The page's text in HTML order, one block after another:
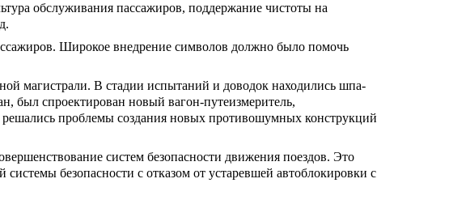
обслуживания пассажиров, поддержание чистоты на
Широкое внедрение символов должно было помочь
магистрали. В стадии испытаний и доводок находились шпа-
был спроектирован новый вагон-путеизмеритель,
решались проблемы создания новых противошумных конструкций
систем безопасности движения поездов. Это
безопасности с отказом от устаревшей автоблокировки с